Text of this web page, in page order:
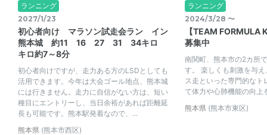
ランニング
2027/1/23
初心者向け マラソン試走会ラン イン
熊本城 約11 16 27 31 34キロ
キロ約7～8分
初心者向けですが、走力ある方のLSDとしても
活用できます。今年は大会ゴール地点、熊本城
には行きません。走力に自信がない方は、短い
種目にエントリーし、当日余裕があれば距離延
長も可能です。熊本駅発着なので、...
熊本県 (熊本市西区)
ランニング
2024/3/28 〜
【TEAM FORMULA
募集中
南関町、熊本市の2カ所
す。 楽しくも刺激を与
ス走といった専門的なト
て体力や心肺機能の向上
熊本県 (熊本市東区)